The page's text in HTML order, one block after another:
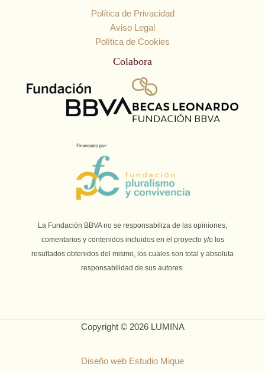
Política de Privacidad
Aviso Legal
Política de Cookies
Colabora
La Fundación BBVA no se responsabiliza de las opiniones,
comentarios y contenidos incluidos en el proyecto y/o los
resultados obtenidos del mismo, los cuales son total y absoluta
responsabilidad de sus autores.
Copyright © 2026 LUMINA
Diseño web Estudio Mique